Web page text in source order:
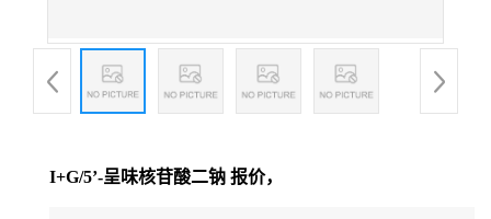
I+G/5’-呈味核苷酸二钠 报价，